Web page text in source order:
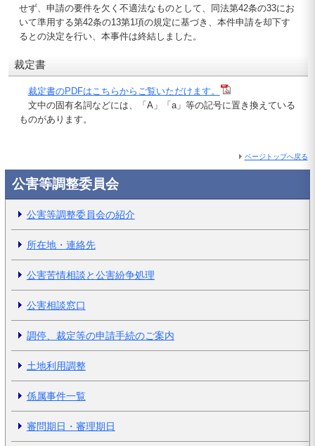
せず、申請の要件を欠く不適法なものとして、同法第42条の33にお
いて準用する第42条の13第1項の規定に基づき、本件申請を却下す
るとの決定を行い、本事件は終結しました。
裁定書
裁定書のPDFはこちらからご覧いただけます。
文中の固有名詞などには、「A」「a」等の記号に置き換えている
ものがあります。
ページトップへ戻る
公害等調整委員会
公害等調整委員会の紹介
所在地・連絡先
公害苦情相談と公害紛争処理
公害相談窓口
調停、裁定等の申請手続のご案内
土地利用調整
係属事件一覧
審問期日・審理期日